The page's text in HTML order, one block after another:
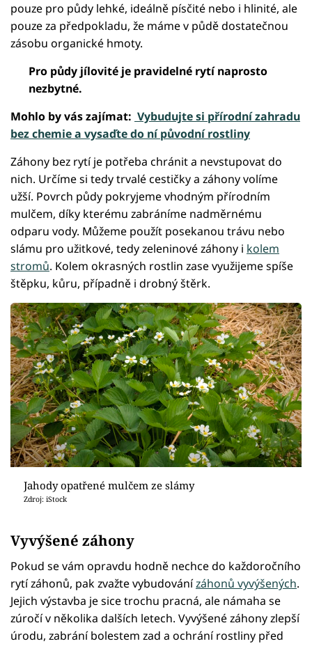
pouze pro půdy lehké, ideálně písčité nebo i hlinité, ale
pouze za předpokladu, že máme v půdě dostatečnou
zásobu organické hmoty.
Pro půdy jílovité je pravidelné rytí naprosto
nezbytné.
Mohlo by vás zajímat: Vybudujte si přírodní zahradu
bez chemie a vysaďte do ní původní rostliny
Záhony bez rytí je potřeba chránit a nevstupovat do
nich. Určíme si tedy trvalé cestičky a záhony volíme
užší. Povrch půdy pokryjeme vhodným přírodním
mulčem, díky kterému zabráníme nadměrnému
odparu vody. Můžeme použít posekanou trávu nebo
slámu pro užitkové, tedy zeleninové záhony i kolem
stromů. Kolem okrasných rostlin zase využijeme spíše
štěpku, kůru, případně i drobný štěrk.
Jahody opatřené mulčem ze slámy
Zdroj: iStock
Vyvýšené záhony
Pokud se vám opravdu hodně nechce do každoročního
rytí záhonů, pak zvažte vybudovánízáhonů vyvýšených.
Jejich výstavba je sice trochu pracná, ale námaha se
zúročí v několika dalších letech. Vyvýšené záhony zlepší
úrodu, zabrání bolestem zad a ochrání rostliny před